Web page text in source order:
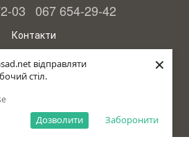
відправляти
стіл.
Заборонити
Дозволити
×
03 067 654-29-42
Контакти
версія сайту
© 2015—2026
високого врожаю
(країна-терорист)